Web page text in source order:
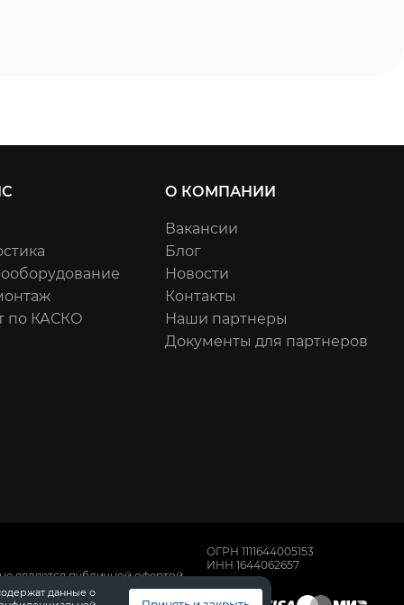
по КАСКО
О КОМПАНИИ
Вакансии
Блог
Новости
Контакты
Наши партнеры
Документы для партнеров
является публичной офертой,
автомобилей обращайтесь к
обслуживании и
ОГРН 1111644005153
ИНН 1644062657
данные о